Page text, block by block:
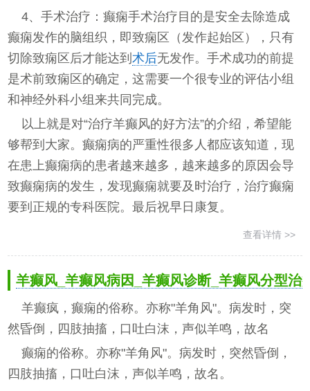
4、手术治疗：癫痫手术治疗目的是安全去除造成
癫痫发作的脑组织，即致痫区（发作起始区），只有
切除致痫区后才能达到术后无发作。手术成功的前提
是术前致痫区的确定，这需要一个很专业的评估小组
和神经外科小组来共同完成。
以上就是对“治疗羊癫风的好方法”的介绍，希望能
够帮到大家。癫痫病的严重性很多人都应该知道，现
在患上癫痫病的患者越来越多，越来越多的原因会导
致癫痫病的发生，发现癫痫就要及时治疗，治疗癫痫
要到正规的专科医院。最后祝早日康复。
查看详情 >>
羊癫风_羊癫风病因_羊癫风诊断_羊癫风分型治
羊癫疯，癫痫的俗称。亦称"羊角风"。病发时，突
然昏倒，四肢抽搐，口吐白沫，声似羊鸣，故名
癫痫的俗称。亦称"羊角风"。病发时，突然昏倒，
四肢抽搐，口吐白沫，声似羊鸣，故名。